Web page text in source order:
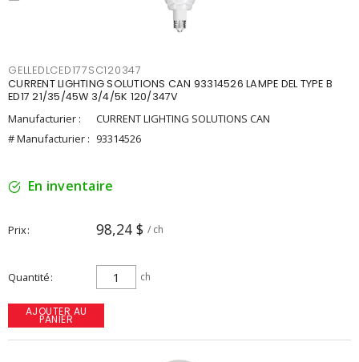
GELLEDLCED177SC120347
CURRENT LIGHTING SOLUTIONS CAN 93314526 LAMPE DEL TYPE B
ED17 21/35/45W 3/4/5K 120/347V
Manufacturier :
CURRENT LIGHTING SOLUTIONS CAN
# Manufacturier : 93314526
En inventaire
Prix 98,24 $ / ch
Quantité ch
AJOUTER AU
PANIER